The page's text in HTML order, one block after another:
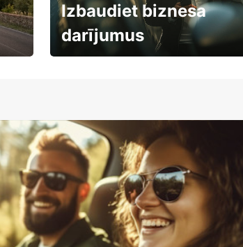
Izbaudiet biznesa
darījumus